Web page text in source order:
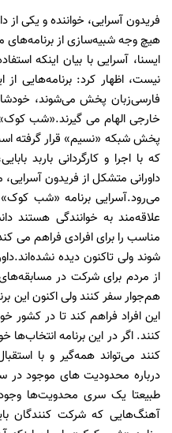
فریدون آسرایی، خواننده و یکی
هیچ وجه شبیه‌سازی از برنامه‌های
ایسنا، آسرایی با بیان اینکه
نیست، اظهار کرد: برنامه‌هایی
فارسی‌زبان پخش می‌شوند،
خارجی الهام می گیرند.«شب
پخش شبکه «نسیم» قرار گرفته
که با اجرا و کارگردانی باربد
داورانی متشکل از فریدون
می‌رود.آسرایی برنامه «شب
علاقه‌مند به خوانندگی هستند
مناسب را برای افرادی فراهم می
شوند ولی تاکنون دیده
از مردم برای شرکت در
هم‌جوار سفر کنند ولی اکنون این
این افراد فراهم کند تا در
کنند. اگر در این برنامه
کنند می‌تواند همه‌گیر و با
درباره محدودیت های موجود در
طبیعتا یک سری محدویت‌ها
آهنگ‌هایی که شرکت کنندگان